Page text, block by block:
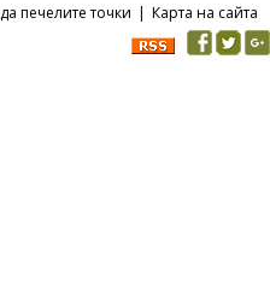
печелите точки | Карта на сайта